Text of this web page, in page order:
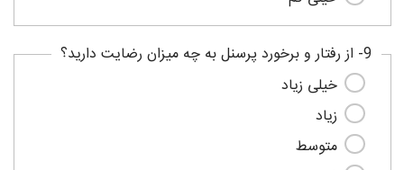
9- از رفتار و برخورد پرسنل به چه میزان رضایت دارید؟
خیلی زیاد
زیاد
متوسط